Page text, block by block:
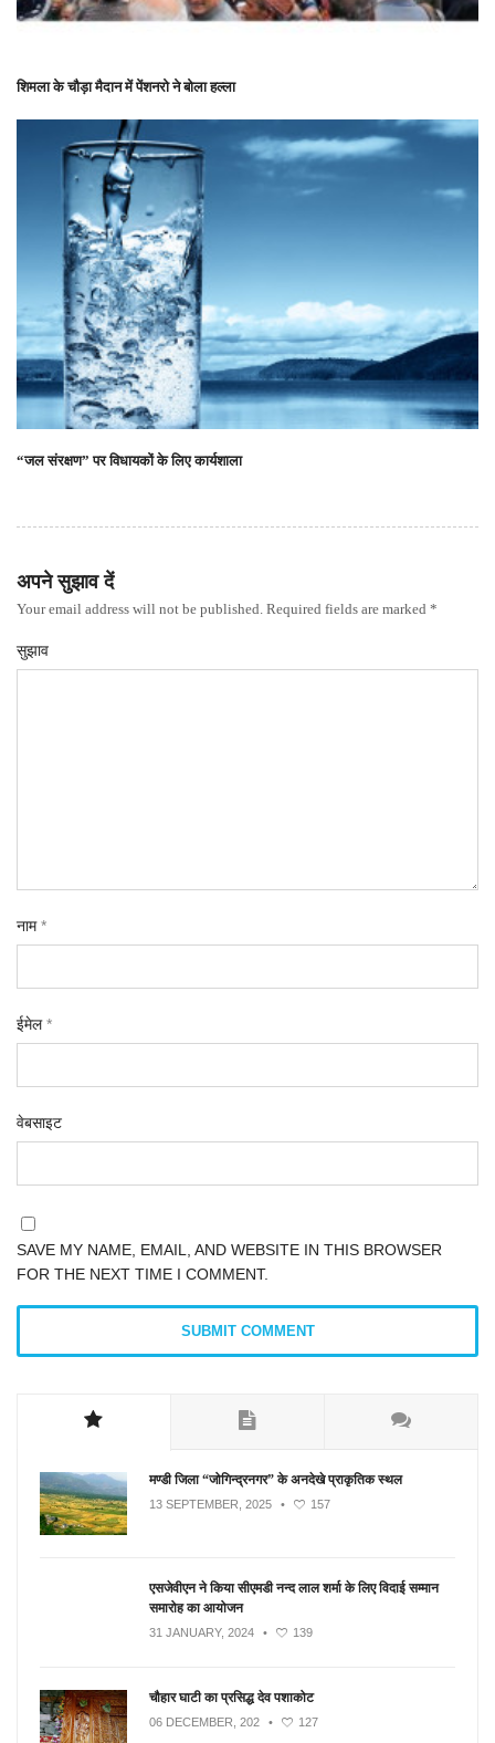
शिमला के चौड़ा मैदान में पेंशनरो ने बोला हल्ला
“जल संरक्षण” पर विधायकों के लिए कार्यशाला
अपने सुझाव दें
Your email address will not be published. Required fields are marked *
सुझाव
नाम*
ईमेल*
वेबसाइट
SAVE MY NAME, EMAIL, AND WEBSITE IN THIS BROWSER
FOR THE NEXT TIME I COMMENT.
मण्डी जिला “जोगिन्द्रनगर” के अनदेखे प्राकृतिक स्थल
13 SEPTEMBER, 2025 • 157
एसजेवीएन ने किया सीएमडी नन्‍द लाल शर्मा के लिए विदाई सम्मान
समारोह का आयोजन
31 JANUARY, 2024 • 139
चौहार घाटी का प्रसिद्ध देव पशाकोट
06 DECEMBER, 202 • 127